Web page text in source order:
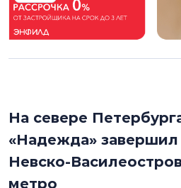
На севере
«Надежда» завершил
Невско-
метро